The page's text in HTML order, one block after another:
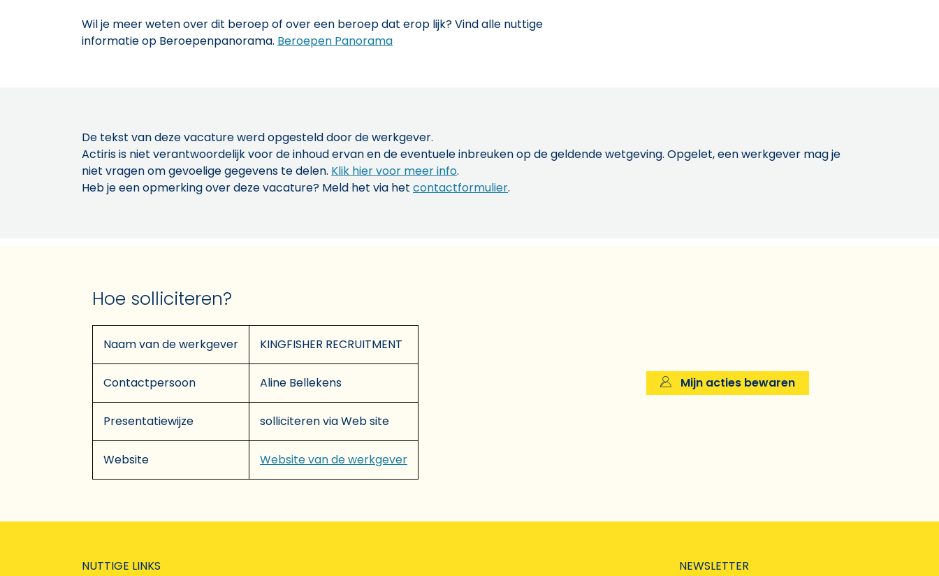
Wil je meer weten over dit beroep of over een beroep dat erop lijk? Vind alle nuttige
informatie op Beroepenpanorama. Beroepen Panorama
De tekst van deze vacature werd opgesteld door de werkgever.
Actiris is niet verantwoordelijk voor de inhoud ervan en de eventuele inbreuken op de geldende wetgeving. Opgelet, een werkgever mag je
niet vragen om gevoelige gegevens te delen. Klik hier voor meer info.
Heb je een opmerking over deze vacature? Meld het via het contactformulier.
Hoe solliciteren?
Naam van de werkgever KINGFISHER RECRUITMENT
Contactpersoon Aline Bellekens
Presentatiewijze solliciteren via Web site
Website Website van de werkgever
Mijn acties bewaren
NUTTIGE LINKS NEWSLETTER